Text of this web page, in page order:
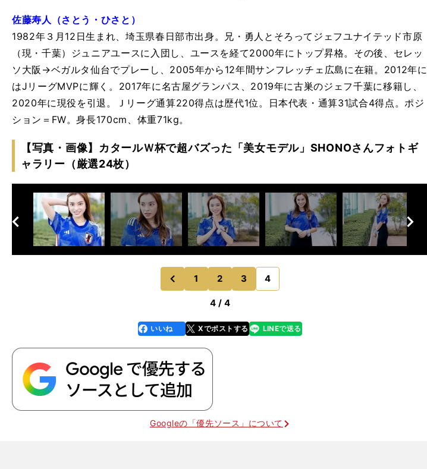
佐藤寿人（さとう・ひさと）
1982年３月12日生まれ、埼玉県春日部市出身。兄・勇人とそろってジェフユナイテッド市原
（現・千葉）ジュニアユースに入団し、ユースを経て2000年にトップ昇格。その後、セレッ
ソ大阪→ベガルタ仙台でプレーし、2005年から12年間サンフレッチェ広島に在籍。2012年に
はJリーグMVPに輝く。2017年に名古屋グランパス、2019年に古巣のジェフ千葉に移籍し、
2020年に現役を引退。Ｊリーグ通算220得点は歴代1位。日本代表・通算31試合4得点。ポジ
ション＝FW。身長170cm、体重71kg。
【写真・画像】カタールＷ杯で超バズった「美女モデル」SHONOさんフォトギ
ャラリー（厳選24枚）
次
へ
前
へ
前
のページへ
1 2 3 4
4 / 4
faceboo
k
いいね Xでポストする
line LINEで送る
Googleの「優先ソース」について